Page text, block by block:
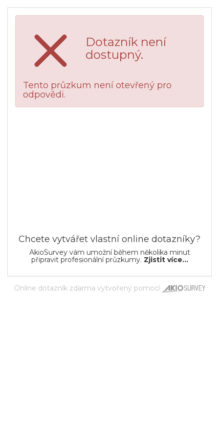
Dotazník není
dostupný.
Tento průzkum není otevřený pro
odpovědi.
Chcete vytvářet vlastní online dotazníky?
AkioSurvey vám umožní během několika minut
připravit profesionální průzkumy. Zjistit více...
Online dotazník zdarma vytvořený pomocí